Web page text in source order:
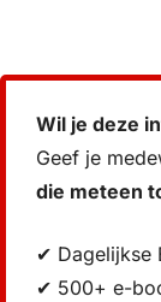
Geef je
die meteen
✔ Dagelijkse
✔ 500+ e-